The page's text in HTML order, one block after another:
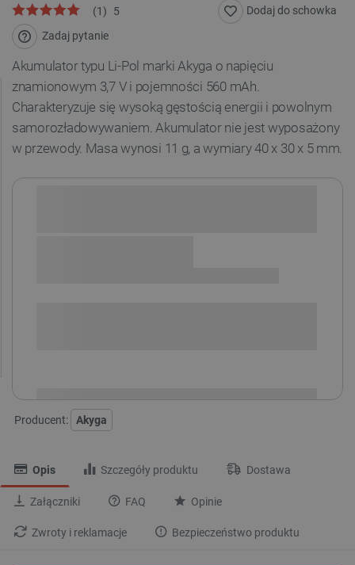
5
(1)
Zadaj pytanie
Dodaj do schowka
Akumulator typu Li-Pol marki Akyga o napięciu
znamionowym 3,7 V i pojemności 560 mAh.
Charakteryzuje się wysoką gęstością energii i powolnym
samorozładowywaniem. Akumulator nie jest wyposażony
w przewody. Masa wynosi 11 g, a wymiary 40x 30 x 5 mm.
Producent: Akyga
Opis Szczegóły produktu Dostawa
Załączniki FAQ Opinie
Zwroty i reklamacje Bezpieczeństwo produktu